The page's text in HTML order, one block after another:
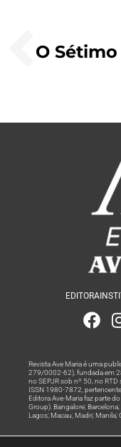
EDITORA
Revista Ave Maria é uma
279/0002-62), fundada em
no SEPJR sob nº 50, no RTD
ISSN 1980-7872,
Editora Ave-Maria faz parte
Group). Bangalore;
Lagos; Macau; Madri; Manila;